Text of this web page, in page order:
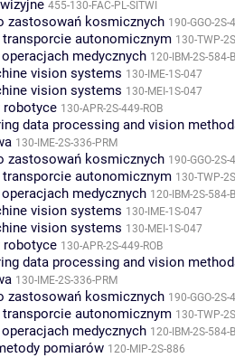
455-130-FAC-PL-SITWI
zastosowań kosmicznych 190-GGO-2S-
autonomicznym 130-TWP-
medycznych 120-IBM-2S-584-
vision systems 130-IME-1S-047
vision systems 130-MEI-1S-047
robotyce 130-APR-2S-449-ROB
data processing and vision
130-IME-2S-336-PRM
zastosowań kosmicznych 190-GGO-2S-
autonomicznym 130-TWP-
medycznych 120-IBM-2S-584-
vision systems 130-IME-1S-047
vision systems 130-MEI-1S-047
robotyce 130-APR-2S-449-ROB
data processing and vision
130-IME-2S-336-PRM
zastosowań kosmicznych 190-GGO-2S-
autonomicznym 130-TWP-
medycznych 120-IBM-2S-584-
pomiarów 120-MIP-2S-886